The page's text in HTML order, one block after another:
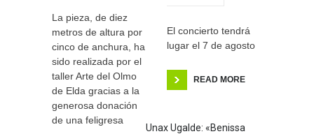
La pieza, de diez
metros de altura por
cinco de anchura, ha
sido realizada por el
taller Arte del Olmo
de Elda gracias a la
generosa donación
de una feligresa
El concierto tendrá
lugar el 7 de agosto
READ MORE
Unax Ugalde: «Benissa